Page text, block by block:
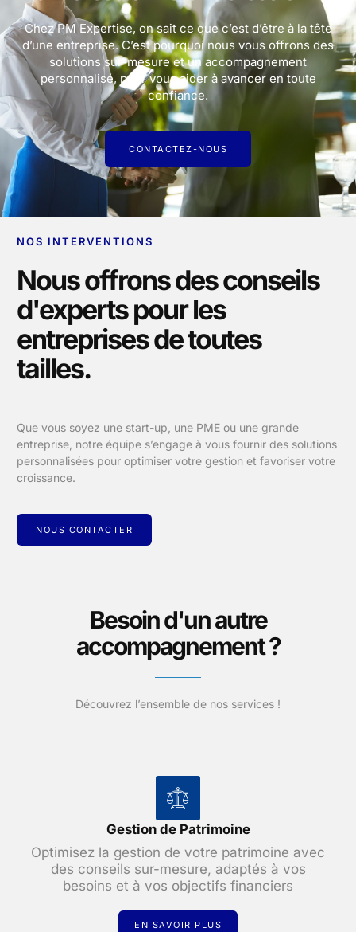
Chez PM Expertise, on sait ce que c’est d’être à la tête
d’une entreprise. C’est pourquoi nous vous offrons des
solutions sur-mesure et un accompagnement
personnalisé, pour vous aider à avancer en toute
confiance.
CONTACTEZ-NOUS
NOS INTERVENTIONS
Nous offrons des conseils
d'experts pour les
entreprises de toutes
tailles.
Que vous soyez une start-up, une PME ou une grande
entreprise, notre équipe s’engage à vous fournir des solutions
personnalisées pour optimiser votre gestion et favoriser votre
croissance.
NOUS CONTACTER
Besoin d'un autre
accompagnement ?
Découvrez l’ensemble de nos services !
Gestion de Patrimoine
Optimisez la gestion de votre patrimoine avec
des conseils sur-mesure, adaptés à vos
besoins et à vos objectifs financiers
EN SAVOIR PLUS